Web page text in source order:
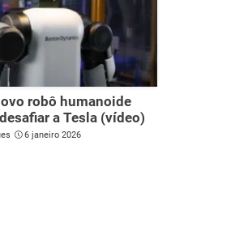
robô humanoide
a Tesla (vídeo)
6 janeiro 2026